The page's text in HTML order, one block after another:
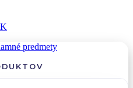
predmety